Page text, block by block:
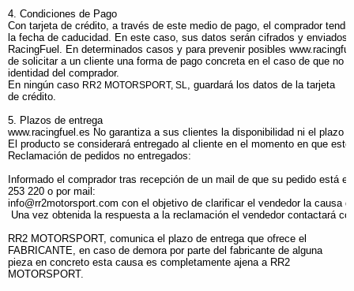
4. Condiciones de Pago
Con tarjeta de crédito, a través de este medio de pago, el comprador
la fecha de caducidad. En este caso, sus datos serán cifrados y enviados
RacingFuel. En determinados casos y para prevenir posibles
de solicitar a un cliente una forma de pago concreta en el caso de que no
identidad del comprador.
En ningún caso RR2 MOTORSPORT, SL, guardará los datos de la tarjeta
de crédito.
5. Plazos de entrega
www.racingfuel.es No garantiza a sus clientes la disponibilidad ni el plazo
El producto se considerará entregado al cliente en el momento en que
Reclamación de pedidos no entregados:
Informado el comprador tras recepción de un mail de que su pedido está
253 220 o por mail:
info@rr2motorsport.com con el objetivo de clarificar el vendedor la causa
Una vez obtenida la respuesta a la reclamación el vendedor contactará
RR2 MOTORSPORT, comunica el plazo de entrega que ofrece el
FABRICANTE, en caso de demora por parte del fabricante de alguna
pieza en concreto esta causa es completamente ajena a RR2
MOTORSPORT.